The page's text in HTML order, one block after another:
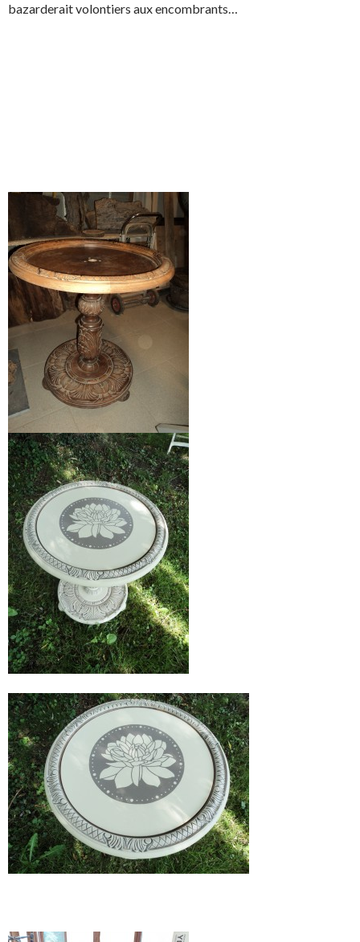
bazarderait volontiers aux encombrants…